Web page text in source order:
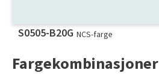
S0505-B20G NCS-farge
Fargekombinasjoner